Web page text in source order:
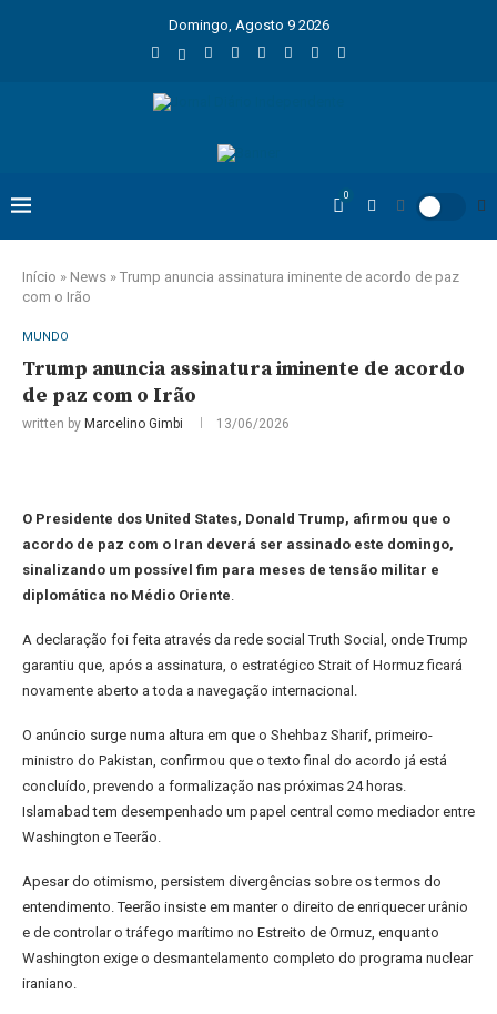
Domingo, Agosto 9 2026
0
Início » News » Trump anuncia assinatura iminente de acordo de paz
com o Irão
MUNDO
Trump anuncia assinatura iminente de acordo
de paz com o Irão
written by Marcelino Gimbi 13/06/2026
O Presidente dos United States, Donald Trump, afirmou que o
acordo de paz com o Iran deverá ser assinado este domingo,
sinalizando um possível fim para meses de tensão militar e
diplomática no Médio Oriente.
A declaração foi feita através da rede social Truth Social, onde Trump
garantiu que, após a assinatura, o estratégico Strait of Hormuz ficará
novamente aberto a toda a navegação internacional.
O anúncio surge numa altura em que o Shehbaz Sharif, primeiro-
ministro do Pakistan, confirmou que o texto final do acordo já está
concluído, prevendo a formalização nas próximas 24 horas.
Islamabad tem desempenhado um papel central como mediador entre
Washington e Teerão.
Apesar do otimismo, persistem divergências sobre os termos do
entendimento. Teerão insiste em manter o direito de enriquecer urânio
e de controlar o tráfego marítimo no Estreito de Ormuz, enquanto
Washington exige o desmantelamento completo do programa nuclear
iraniano.